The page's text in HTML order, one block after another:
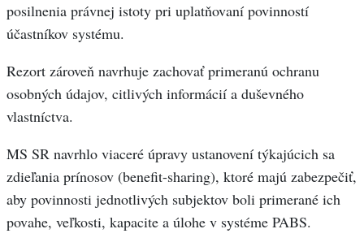
posilnenia právnej istoty pri uplatňovaní povinností
účastníkov systému.
Rezort zároveň navrhuje zachovať primeranú ochranu
osobných údajov, citlivých informácií a duševného
vlastníctva.
MS SR navrhlo viaceré úpravy ustanovení týkajúcich sa
zdieľania prínosov (benefit-sharing), ktoré majú zabezpečiť,
aby povinnosti jednotlivých subjektov boli primerané ich
povahe, veľkosti, kapacite a úlohe v systéme PABS.